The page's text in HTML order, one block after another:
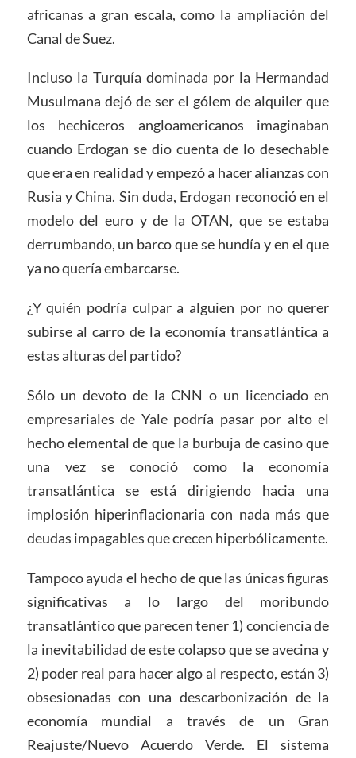
africanas a gran escala, como la ampliación del
Canal de Suez.
Incluso la Turquía dominada por la Hermandad
Musulmana dejó de ser el gólem de alquiler que
los hechiceros angloamericanos imaginaban
cuando Erdogan se dio cuenta de lo desechable
que era en realidad y empezó a hacer alianzas con
Rusia y China. Sin duda, Erdogan reconoció en el
modelo del euro y de la OTAN, que se estaba
derrumbando, un barco que se hundía y en el que
ya no quería embarcarse.
¿Y quién podría culpar a alguien por no querer
subirse al carro de la economía transatlántica a
estas alturas del partido?
Sólo un devoto de la CNN o un licenciado en
empresariales de Yale podría pasar por alto el
hecho elemental de que la burbuja de casino que
una vez se conoció como la economía
transatlántica se está dirigiendo hacia una
implosión hiperinflacionaria con nada más que
deudas impagables que crecen hiperbólicamente.
Tampoco ayuda el hecho de que las únicas figuras
significativas a lo largo del moribundo
transatlántico que parecen tener 1) conciencia de
la inevitabilidad de este colapso que se avecina y
2) poder real para hacer algo al respecto, están 3)
obsesionadas con una descarbonización de la
economía mundial a través de un Gran
Reajuste/Nuevo Acuerdo Verde. El sistema